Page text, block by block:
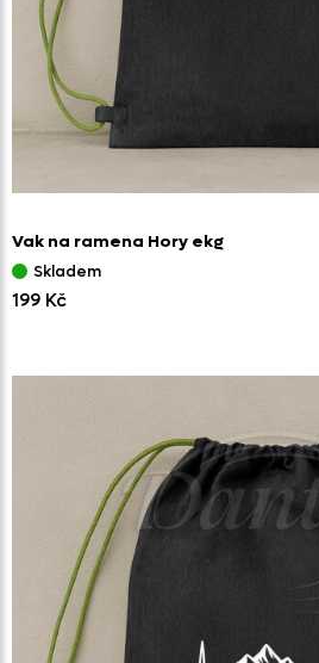
Vak na ramena Hory ekg
Skladem
199 Kč